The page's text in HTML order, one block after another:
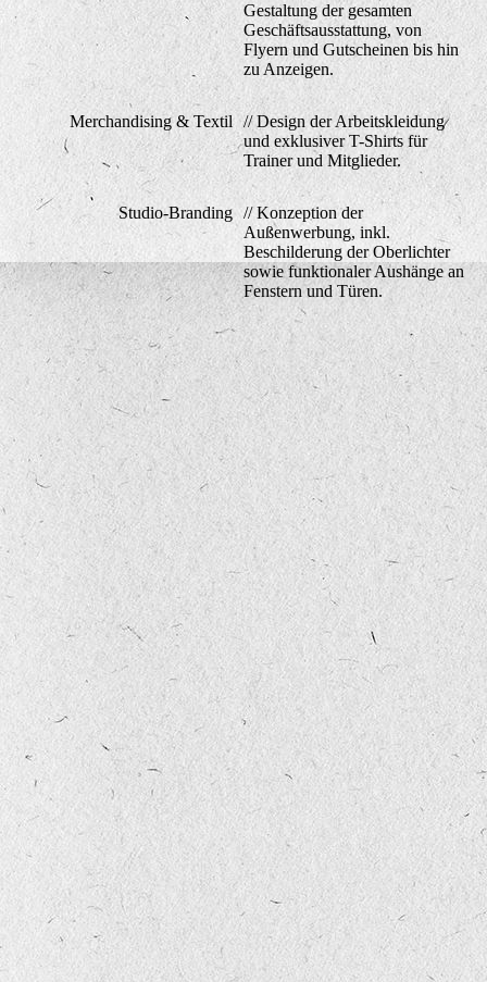
Gestaltung der gesamten
Geschäftsausstattung, von
Flyern und Gutscheinen bis hin
zu Anzeigen.
Merchandising & Textil
// Design der Arbeitskleidung
und exklusiver T-Shirts für
Trainer und Mitglieder.
Studio-Branding // Konzeption der
Außenwerbung, inkl.
Beschilderung der Oberlichter
sowie funktionaler Aushänge an
Fenstern und Türen.